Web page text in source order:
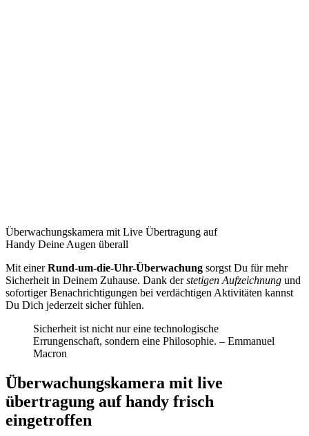
Überwachungskamera mit Live Übertragung auf
Handy Deine Augen überall
Mit einerRund-um-die-Uhr-Überwachung sorgst Du für mehr
Sicherheit in Deinem Zuhause. Dank derstetigen Aufzeichnung und
sofortiger Benachrichtigungen bei verdächtigen Aktivitäten kannst
Du Dich jederzeit sicher fühlen.
Sicherheit ist nicht nur eine technologische
Errungenschaft, sondern eine Philosophie. – Emmanuel
Macron
Überwachungskamera mit live
übertragung auf handy frisch
eingetroffen